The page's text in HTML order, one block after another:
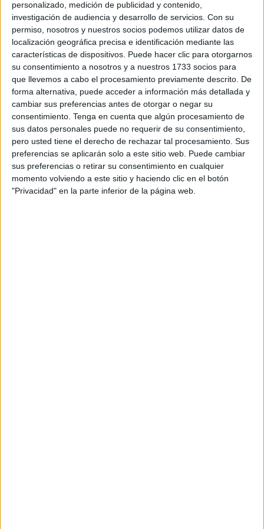
personalizado, medición de publicidad y contenido,
investigación de audiencia y desarrollo de servicios. Con su
permiso, nosotros y nuestros socios podemos utilizar datos de
localización geográfica precisa e identificación mediante las
características de dispositivos. Puede hacer clic para otorgarnos
su consentimiento a nosotros y a nuestros 1733 socios para
que llevemos a cabo el procesamiento previamente descrito. De
forma alternativa, puede acceder a información más detallada y
cambiar sus preferencias antes de otorgar o negar su
consentimiento. Tenga en cuenta que algún procesamiento de
sus datos personales puede no requerir de su consentimiento,
pero usted tiene el derecho de rechazar tal procesamiento. Sus
preferencias se aplicarán solo a este sitio web. Puede cambiar
sus preferencias o retirar su consentimiento en cualquier
momento volviendo a este sitio y haciendo clic en el botón
"Privacidad" en la parte inferior de la página web.
profirió Virginia riendo al tiempo que abría los brazos y le
acercaba la cara mirándole como un búho, pero su
hermano le contestó que eso es lo que había.
Virginia se colocó delante y de pronto echó a correr.
-‘Eh, espera! ¡Hay que avisar -le gritó Pablo y echó a correr
detrás de sus piernas flacas pero sabía que ya no la
alcanzaría hasta llegar a casa.
Después de la cena, ya dormidos, la madre los despertó
-Mirad, nieva! -y les mostró la nieve en su hombro. Lo
niños admitieron que ver caer la nieve era espectáculo que
merecía saltar de la cama, pero la verdad fue que